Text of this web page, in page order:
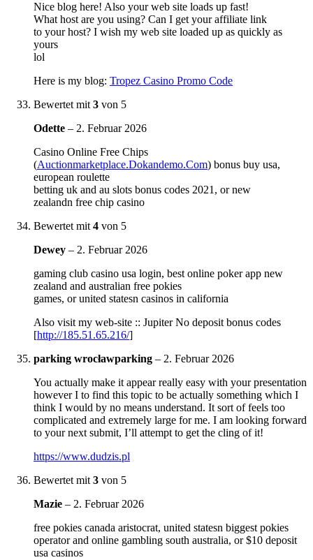
Nice blog here! Also your web site loads up fast!
What host are you using? Can I get your affiliate link
to your host? I wish my web site loaded up as quickly as
yours
lol
Here is my blog: Tropez Casino Promo Code
Bewertet mit3 von 5
Odette – 2. Februar 2026
Casino Online Free Chips
(Auctionmarketplace.Dokandemo.Com) bonus buy usa,
european roulette
betting uk and au slots bonus codes 2021, or new
zealandn free chip casino
Bewertet mit4 von 5
Dewey – 2. Februar 2026
gaming club casino usa login, best online poker app new
zealand and australian free pokies
games, or united statesn casinos in california
Also visit my web-site :: Jupiter No deposit bonus codes
[http://185.51.65.216/]
parking wrocławparking – 2. Februar 2026
You actually make it appear really easy with your presentation
however I to find this topic to be actually something which I
think I would by no means understand. It sort of feels too
complicated and extremely large for me. I am looking forward
to your next submit, I’ll attempt to get the cling of it!
https://www.dudzis.pl
Bewertet mit3 von 5
Mazie – 2. Februar 2026
free pokies canada aristocrat, united statesn biggest pokies
operator and online gambling south australia, or $10 deposit
usa casinos